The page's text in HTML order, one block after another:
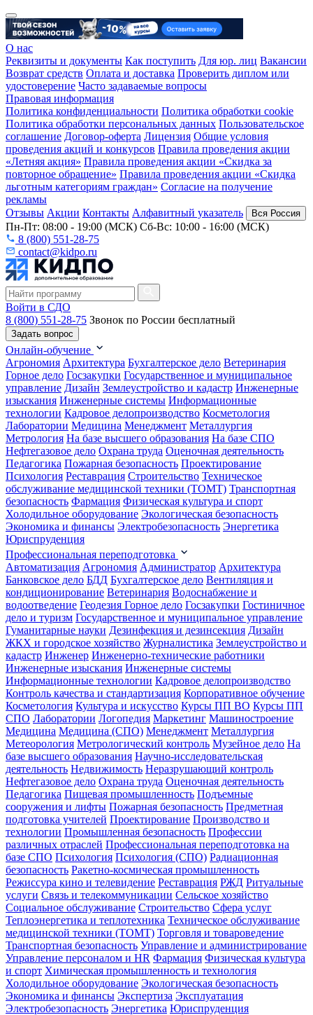
О нас
Реквизиты и документы Как поступить Для юр. лиц Вакансии
Возврат средств Оплата и доставка Проверить диплом или
удостоверение Часто задаваемые вопросы
Правовая информация
Политика конфиденциальности Политика обработки cookie
Политика обработки персональных данных Пользовательское
соглашение Договор-оферта Лицензия Общие условия
проведения акций и конкурсов Правила проведения акции
«Летняя акция» Правила проведения акции «Скидка за
повторное обращение» Правила проведения акции «Скидка
льготным категориям граждан» Согласие на получение
рекламы
Отзывы Акции Контакты Алфавитный указатель Вся Россия
Пн-Пт: 08:00 - 19:00 (МСК) Сб-Вс: 10:00 - 16:00 (МСК)
8 (800) 551-28-75
contact@kidpo.ru
Войти в СДО
8 (800) 551-28-75 Звонок по России бесплатный
Задать вопрос
Онлайн-обучение
Агрономия Архитектура Бухгалтерское дело Ветеринария
Горное дело Госзакупки Государственное и муниципальное
управление Дизайн Землеустройство и кадастр Инженерные
изыскания Инженерные системы Информационные
технологии Кадровое делопроизводство Косметология
Лаборатории Медицина Менеджмент Металлургия
Метрология На базе высшего образования На базе СПО
Нефтегазовое дело Охрана труда Оценочная деятельность
Педагогика Пожарная безопасность Проектирование
Психология Реставрация Строительство Техническое
обслуживание медицинской техники (ТОМТ) Транспортная
безопасность Фармация Физическая культура и спорт
Холодильное оборудование Экологическая безопасность
Экономика и финансы Электробезопасность Энергетика
Юриспруденция
Профессиональная переподготовка
Автоматизация Агрономия Администратор Архитектура
Банковское дело БДД Бухгалтерское дело Вентиляция и
кондиционирование Ветеринария Водоснабжение и
водоотведение Геодезия Горное дело Госзакупки Гостиничное
дело и туризм Государственное и муниципальное управление
Гуманитарные науки Дезинфекция и дезинсекция Дизайн
ЖКХ и городское хозяйство Журналистика Землеустройство и
кадастр Инженер Инженерно-технические работники
Инженерные изыскания Инженерные системы
Информационные технологии Кадровое делопроизводство
Контроль качества и стандартизация Корпоративное обучение
Косметология Культура и искусство Курсы ПП ВО Курсы ПП
СПО Лаборатории Логопедия Маркетинг Машиностроение
Медицина Медицина (СПО) Менеджмент Металлургия
Метеорология Метрологический контроль Музейное дело На
базе высшего образования Научно-исследовательская
деятельность Недвижимость Неразрушающий контроль
Нефтегазовое дело Охрана труда Оценочная деятельность
Педагогика Пищевая промышленность Подъемные
сооружения и лифты Пожарная безопасность Предметная
подготовка учителей Проектирование Производство и
технологии Промышленная безопасность Профессии
различных отраслей Профессиональная переподготовка на
базе СПО Психология Психология (СПО) Радиационная
безопасность Ракетно-космическая промышленность
Режиссура кино и телевидение Реставрация РЖД Ритуальные
услуги Связь и телекоммуникации Сельское хозяйство
Социальное обслуживание Строительство Сфера услуг
Теплоэнергетика и теплотехника Техническое обслуживание
медицинской техники (ТОМТ) Торговля и товароведение
Транспортная безопасность Управление и администрирование
Управление персоналом и HR Фармация Физическая культура
и спорт Химическая промышленность и технология
Холодильное оборудование Экологическая безопасность
Экономика и финансы Экспертиза Эксплуатация
Электробезопасность Энергетика Юриспруденция